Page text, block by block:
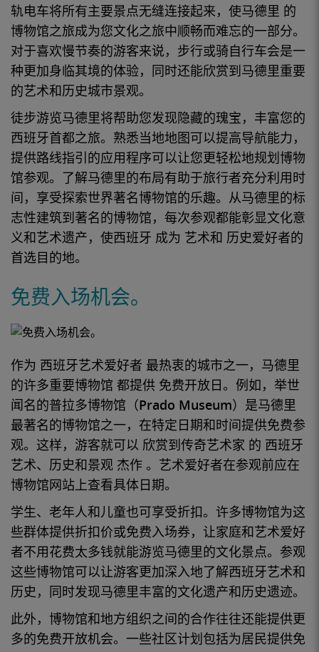
轨电车将所有主要景点无缝连接起来，使马德里 的
博物馆之旅成为您文化之旅中顺畅而难忘的一部分。
对于喜欢慢节奏的游客来说，步行或骑自行车会是一
种更加身临其境的体验，同时还能欣赏到马德里重要
的艺术和历史城市景观。
徒步游览马德里将帮助您发现隐藏的瑰宝，丰富您的
西班牙首都之旅。熟悉当地地图可以提高导航能力，
提供路线指引的应用程序可以让您更轻松地规划博物
馆参观。了解马德里的布局有助于旅行者充分利用时
间，享受探索世界著名博物馆的乐趣。从马德里的标
志性建筑到著名的博物馆，每次参观都能彰显文化意
义和艺术遗产，使西班牙 成为 艺术和 历史爱好者的
首选目的地。
免费入场机会。
作为 西班牙艺术爱好者 最热衷的城市之一， 马德里
的许多重要博物馆 都提供 免费开放日。例如，举世
闻名的普拉多博物馆（Prado Museum）是马德里
最著名的博物馆之一，在特定日期和时间提供免费参
观。这样，游客就可以 欣赏到传奇艺术家 的 西班牙
艺术、 历史和景观 杰作 。艺术爱好者在参观前应在
博物馆网站上查看具体日期。
学生、老年人和儿童也可享受折扣。许多博物馆为这
些群体提供折扣价或免费入场券，让家庭和艺术爱好
者不用花费太多钱就能游览马德里的文化景点。参观
这些博物馆可以让游客更加深入地了解西班牙艺术和
历史，同时发现马德里丰富的文化遗产和历史遗迹。
此外， 博物馆和地方组织之间的合作往往还能提供更
多的免费开放机会。一些社区计划包括为居民提供免